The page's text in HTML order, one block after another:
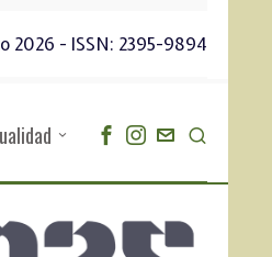
2026 - ISSN: 2395-9894